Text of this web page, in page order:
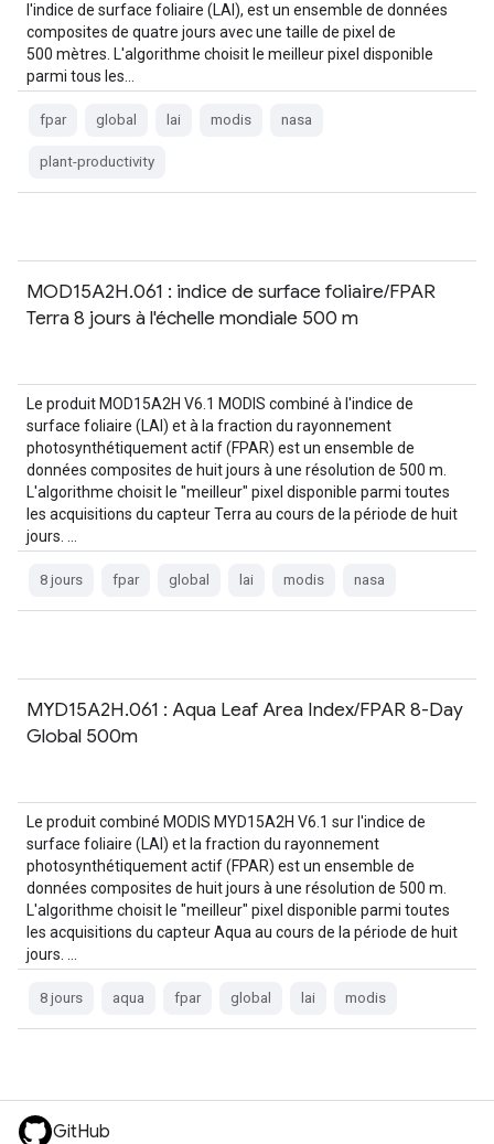
l'indice de surface foliaire (LAI), est un ensemble de données
composites de quatre jours avec une taille de pixel de
500 mètres. L'algorithme choisit le meilleur pixel disponible
parmi tous les…
fpar global lai modis nasa
plant-productivity
MOD15A2H.061 : indice de surface foliaire/FPAR
Terra 8 jours à l'échelle mondiale 500 m
Le produit MOD15A2H V6.1 MODIS combiné à l'indice de
surface foliaire (LAI) et à la fraction du rayonnement
photosynthétiquement actif (FPAR) est un ensemble de
données composites de huit jours à une résolution de 500 m.
L'algorithme choisit le "meilleur" pixel disponible parmi toutes
les acquisitions du capteur Terra au cours de la période de huit
jours. …
8 jours fpar global lai modis nasa
MYD15A2H.061 : Aqua Leaf Area Index/FPAR 8-Day
Global 500m
Le produit combiné MODIS MYD15A2H V6.1 sur l'indice de
surface foliaire (LAI) et la fraction du rayonnement
photosynthétiquement actif (FPAR) est un ensemble de
données composites de huit jours à une résolution de 500 m.
L'algorithme choisit le "meilleur" pixel disponible parmi toutes
les acquisitions du capteur Aqua au cours de la période de huit
jours. …
8 jours aqua fpar global lai modis
GitHub